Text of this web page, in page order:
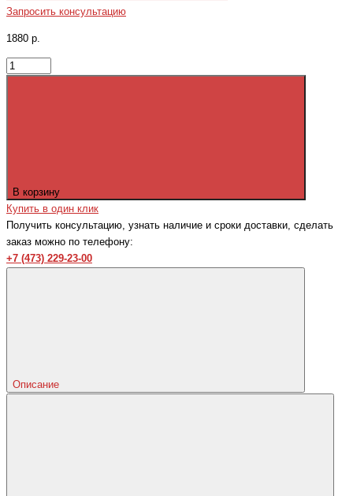
Запросить консультацию
1880 р.
В корзину
Купить в один клик
Получить консультацию, узнать наличие и сроки доставки, сделать
заказ можно по телефону:
+7 (473) 229-23-00
Описание